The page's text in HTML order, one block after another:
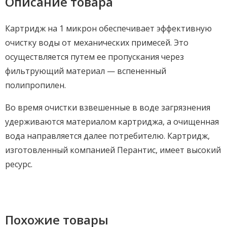
Картридж на 1 микрон обеспечивает эффективную
очистку воды от механических примесей. Это
осуществляется путем ее пропускания через
фильтрующий материал — вспененный
полипропилен.
Во время очистки взвешенные в воде загрязнения
удерживаются материалом картриджа, а очищенная
вода направляется далее потребителю. Картридж,
изготовленный компанией Перантис, имеет высокий
ресурс.
Похожие товары